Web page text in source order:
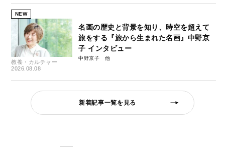
NEW
教養・カルチャー
2026.08.08
名画の歴史と背景を知り、時空を超えて
旅をする『旅から生まれた名画』中野京
子 インタビュー
中野京子
新着記事一覧を見る